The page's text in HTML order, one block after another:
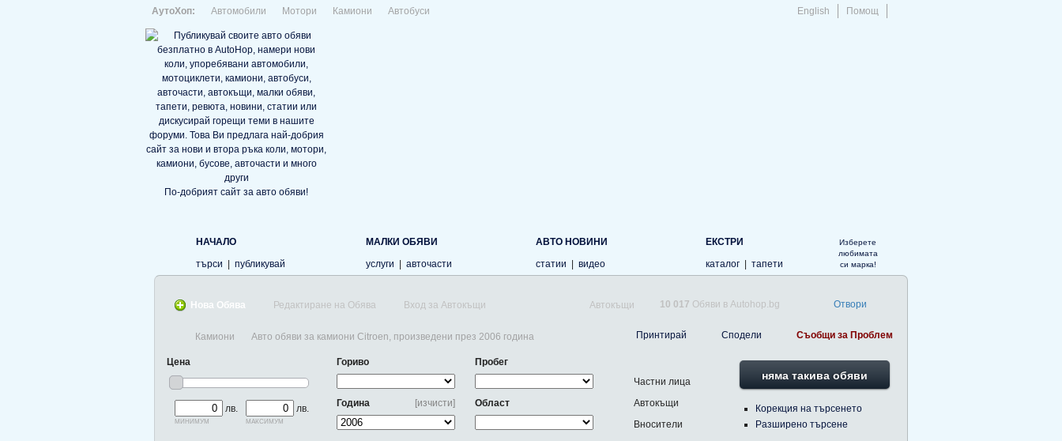
English Помощ
АутоХоп: Автомобили Мотори Камиони Автобуси
По-добрият сайт за авто обяви!
НАЧАЛО
търси
публикувай
МАЛКИ ОБЯВИ
услуги
авточасти
АВТО НОВИНИ
статии
видео
ЕКСТРИ
каталог
тапети
Изберете
любимата
си марка!
Нова Обява Редактиране на Обява Вход за Автокъщи Автокъщи 10 017 Обяви в Autohop.bg Отвори
Принтирай Сподели Съобщи за Проблем
Камиони Авто обяви за камиони Citroen, произведени през 2006 година
Цена
лв.
минимум
лв.
максимум
Гориво
[изчисти]
Година
Пробег
Област
Частни лица
Автокъщи
Вносители
няма такива обяви
Корекция на търсенето
Разширено търсене